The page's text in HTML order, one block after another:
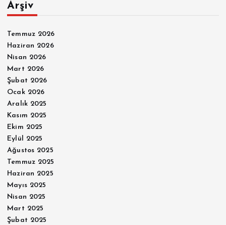
Arşiv
Temmuz 2026
Haziran 2026
Nisan 2026
Mart 2026
Şubat 2026
Ocak 2026
Aralık 2025
Kasım 2025
Ekim 2025
Eylül 2025
Ağustos 2025
Temmuz 2025
Haziran 2025
Mayıs 2025
Nisan 2025
Mart 2025
Şubat 2025